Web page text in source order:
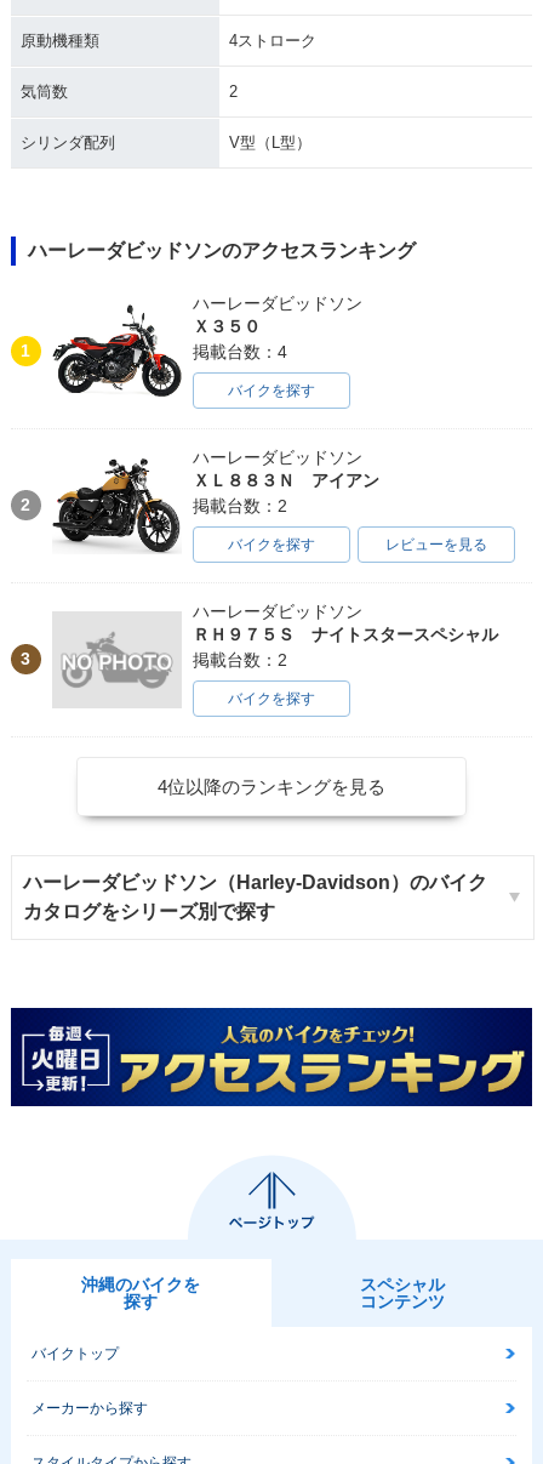
1983年 FLHS Elect
ra Glide Sport
1982年 FLHS Elect
ra Glide Sport
原動機種類 4ストローク
気筒数 2
シリンダ配列 V型（L型）
ハーレーダビッドソンのアクセスランキング
1
ハーレーダビッドソン
Ｘ３５０
掲載台数：4
バイクを探す
2
ハーレーダビッドソン
ＸＬ８８３Ｎ アイアン
掲載台数：2
バイクを探す レビューを見る
3
ハーレーダビッドソン
ＲＨ９７５Ｓ ナイトスタースペシャル
掲載台数：2
バイクを探す
4位以降のランキングを見る
ハーレーダビッドソン（Harley-Davidson）のバイク
カタログをシリーズ別で探す
沖縄のバイクを
探す
スペシャル
コンテンツ
バイクトップ
メーカーから探す